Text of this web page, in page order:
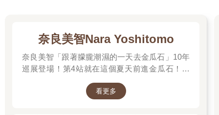
的一個姊妹──住在洛杉磯南方。
當然，她離開華爾街還懷抱著更遠大的抱負。她已經存夠了
錢，打算找一所大學，完成她在紐約時其實已開始、卻未能完成
者一定能完美並存。懷著這個想法，她在加州重返校園，只可惜
奈良美智Nara Yoshitomo
奈良美智「跟著朦朧潮濕的一天去金瓜石」10年
巡展登場！第4站就在這個夏天前進金瓜石！展
看更多